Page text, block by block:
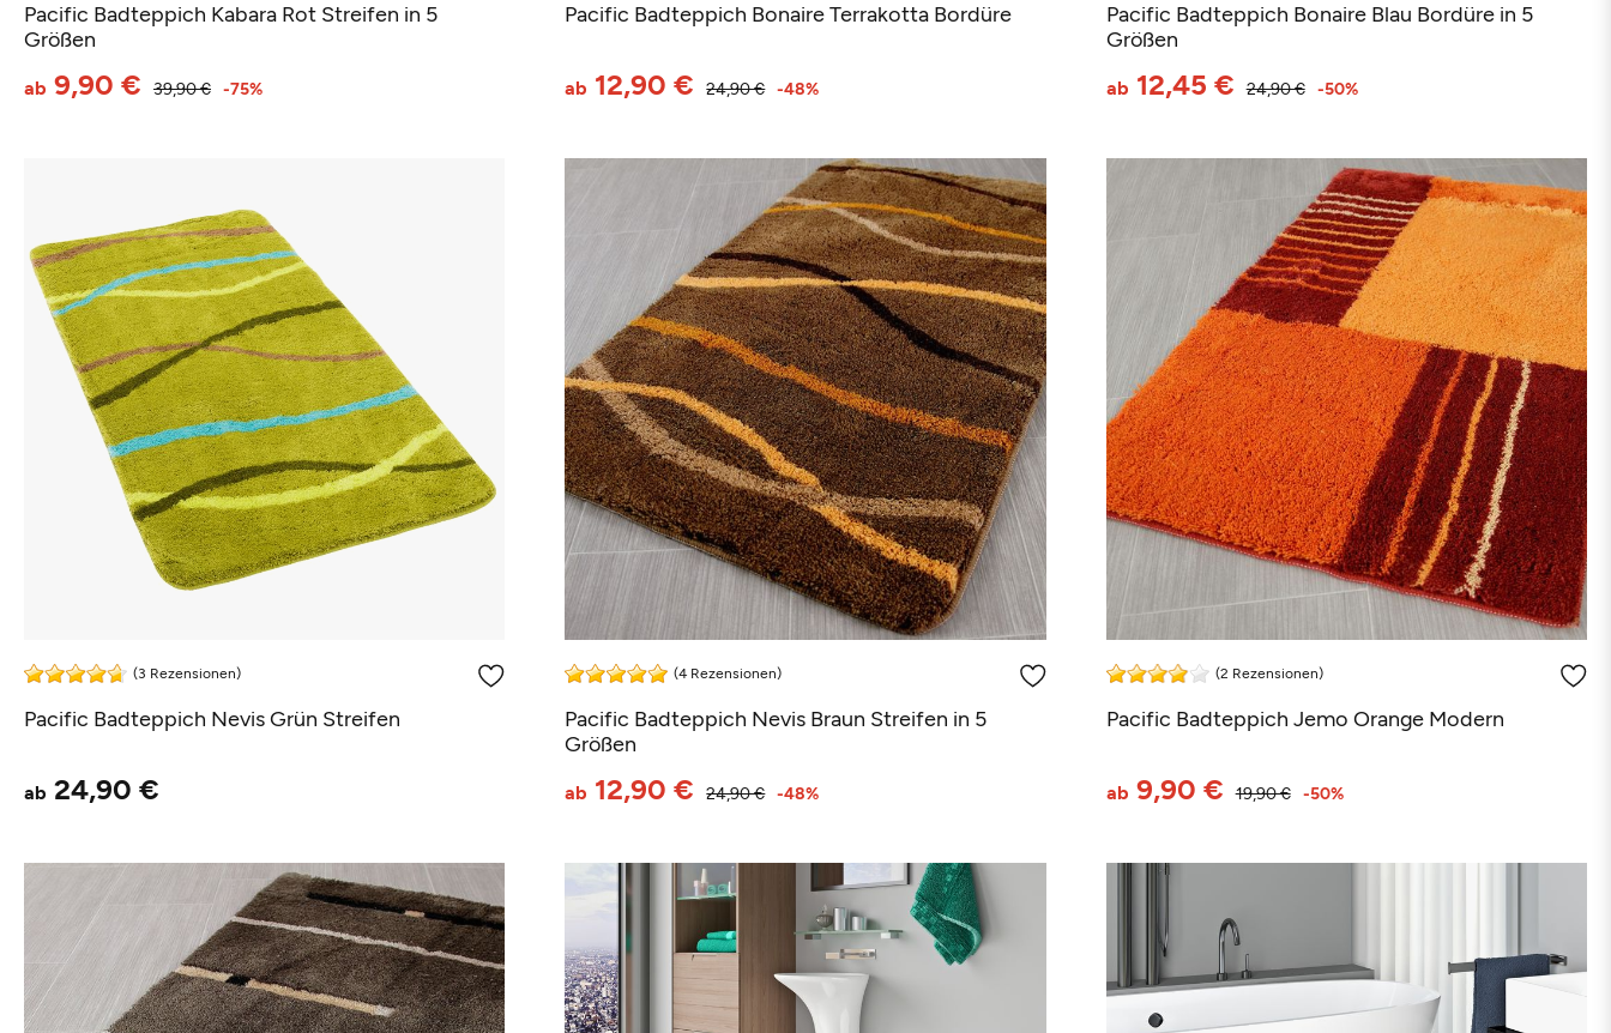
Pacific Badteppich Kabara Rot Streifen in 5
Größen
39,90 €
ab 9,90 € -75%
Pacific Badteppich Bonaire Terrakotta Bordüre
24,90 €
ab 12,90 € -48%
Pacific Badteppich Bonaire Blau Bordüre in 5
Größen
24,90 €
ab 12,45 € -50%
(3 Rezensionen)
Pacific Badteppich Nevis Grün Streifen
ab 24,90 €
(4 Rezensionen)
Pacific Badteppich Nevis Braun Streifen in 5
Größen
24,90 €
ab 12,90 € -48%
(2 Rezensionen)
Pacific Badteppich Jemo Orange Modern
19,90 €
ab 9,90 € -50%